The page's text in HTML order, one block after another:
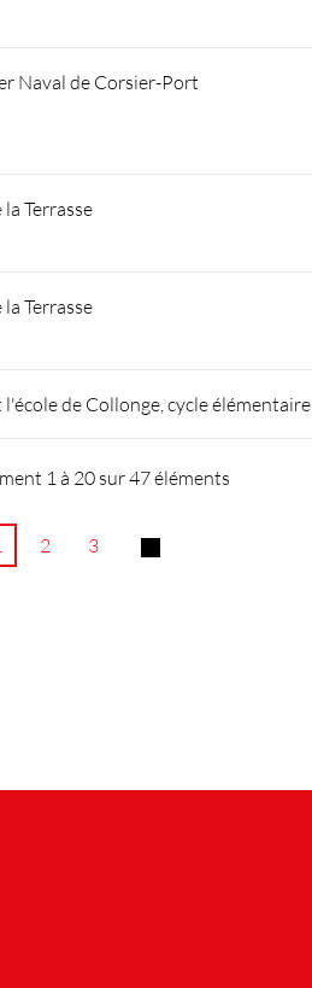
Naval de Corsier-Port
la Terrasse
la Terrasse
l'école de Collonge, cycle élémentaire
1 à 20 sur 47 éléments
2 3